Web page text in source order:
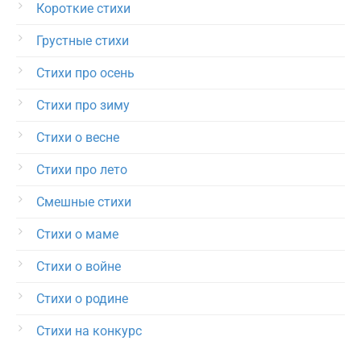
Короткие стихи
Грустные стихи
Стихи про осень
Стихи про зиму
Стихи о весне
Стихи про лето
Смешные стихи
Стихи о маме
Стихи о войне
Стихи о родине
Стихи на конкурс